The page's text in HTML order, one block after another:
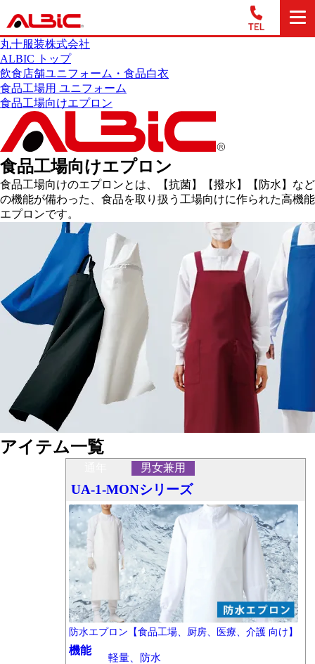
丸十服装株式会社
ALBIC トップ
飲食店舗ユニフォーム・食品白衣
食品工場用 ユニフォーム
食品工場向けエプロン
食品工場向けエプロン
食品工場向けのエプロンとは、【抗菌】【撥水】【防水】など
の機能が備わった、食品を取り扱う工場向けに作られた高機能
エプロンです。
アイテム一覧
UA-1-MONシリーズ
男女兼用
防水エプロン【食品工場、厨房、医療、介護 向け】
機能
軽量、防水